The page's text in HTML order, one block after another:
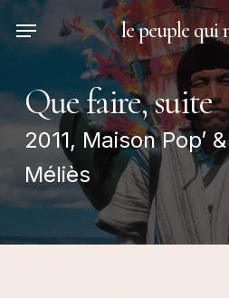
to
content
le peuple qui
Menu
Que faire, suite
2011, Maison Pop’
Méliès